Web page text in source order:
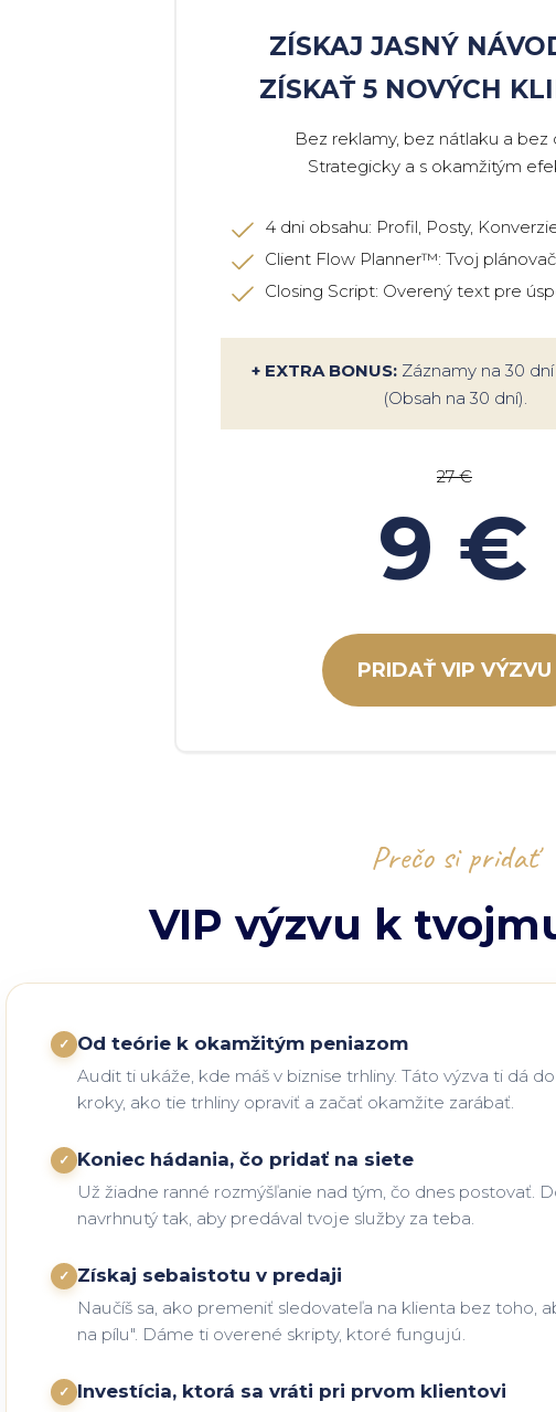
ZÍSKAJ JASNÝ
ZÍSKAŤ 5 NOVÝCH
Bez reklamy, bez nátlaku a bez
Strategicky a s okamžitým
4 dni obsahu: Profil, Posty,
Client Flow Planner™: Tvoj
Closing Script: Overený text pre
+ EXTRA BONUS: Záznamy na 30
(Obsah na 30 dní).
27 €
9 €
PRIDAŤ VIP VÝZVU
Prečo si pridať
VIP výzvu k
✓ Od teórie k okamžitým peniazom
Audit ti ukáže, kde máš v biznise trhliny. Táto výzva ti dá
kroky, ako tie trhliny opraviť a začať okamžite zarábať.
✓ Koniec hádania, čo pridať na siete
Už žiadne ranné rozmýšľanie nad tým, čo dnes postovať.
navrhnutý tak, aby predával tvoje služby za teba.
✓ Získaj sebaistotu v predaji
Naučíš sa, ako premeniť sledovateľa na klienta bez toho,
na pílu". Dáme ti overené skripty, ktoré fungujú.
✓ Investícia, ktorá sa vráti pri prvom klientovi